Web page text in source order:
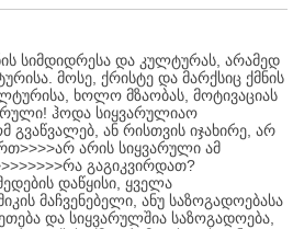
სიმდიდრესა და კულტურას, არამედ
მოსე, ქრისტე და მარქსიც ქმნის
ხოლო მზაობას, მოტივაციას
ჰოდა სიყვარულიაო
გვაწვალებ, ან რისთვის იჯახირე, არ
არის სიყვარული ამ
გაგიკვირდათ?
დაწყისი, ყველა
მაჩვენებელი, ანუ საზოგადოებასა
და სიყვარულშია საზოგადოება,